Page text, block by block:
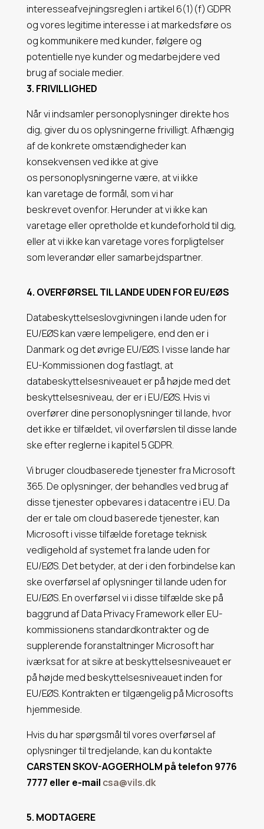
interesseafvejningsreglen i artikel 6(1)(f) GDPR
og vores legitime interesse i at markedsføre os
og kommunikere med kunder, følgere og
potentielle nye kunder og medarbejdere ved
brug af sociale medier.
3. FRIVILLIGHED
Når vi indsamler personoplysninger direkte hos
dig, giver du os oplysningerne frivilligt.Afhængig
af de konkrete omstændighederkan
konsekvensen ved ikke at give
os personoplysningerne være, at vi ikke
kanvaretage de formål, som vi har
beskrevetovenfor. Herunder at vi ikke kan
varetage eller opretholde et kundeforhold til dig,
ellerat vi ikke kan varetage vores forpligtelser
som leverandør eller samarbejdspartner.
4. OVERFØRSEL TIL LANDE UDEN FOR EU/EØS
Databeskyttelseslovgivningen i lande uden for
EU/EØS kan være lempeligere, end den er i
Danmark og det øvrige EU/EØS. I visse lande har
EU-Kommissionen dog fastlagt, at
databeskyttelsesniveauet er på højde med det
beskyttelsesniveau, der er i EU/EØS. Hvis vi
overfører dine personoplysninger til lande, hvor
det ikke er tilfældet, vil overførslen til disse lande
ske efter reglerne i kapitel 5 GDPR.
Vi bruger cloudbaserede tjenester fra Microsoft
365. De oplysninger, der behandles ved brug af
disse tjenester opbevares i datacentre i EU. Da
der er tale om cloud baserede tjenester, kan
Microsoft i visse tilfælde foretage teknisk
vedligehold af systemet fra lande uden for
EU/EØS. Det betyder, at der i den forbindelse kan
ske overførsel af oplysninger til lande uden for
EU/EØS. En overførsel vi i disse tilfælde ske på
baggrund af Data Privacy Framework eller EU-
kommissionens standardkontrakter og de
supplerende foranstaltninger Microsoft har
iværksat for at sikre at beskyttelsesniveauet er
på højde med beskyttelsesniveauet inden for
EU/EØS. Kontrakten er tilgængelig på Microsofts
hjemmeside.
Hvis du har spørgsmål til vores overførsel af
oplysninger til tredjelande, kan du kontakte
CARSTEN SKOV-AGGERHOLM på telefon 9776
7777 eller e-mail csa@vils.dk
5. MODTAGERE